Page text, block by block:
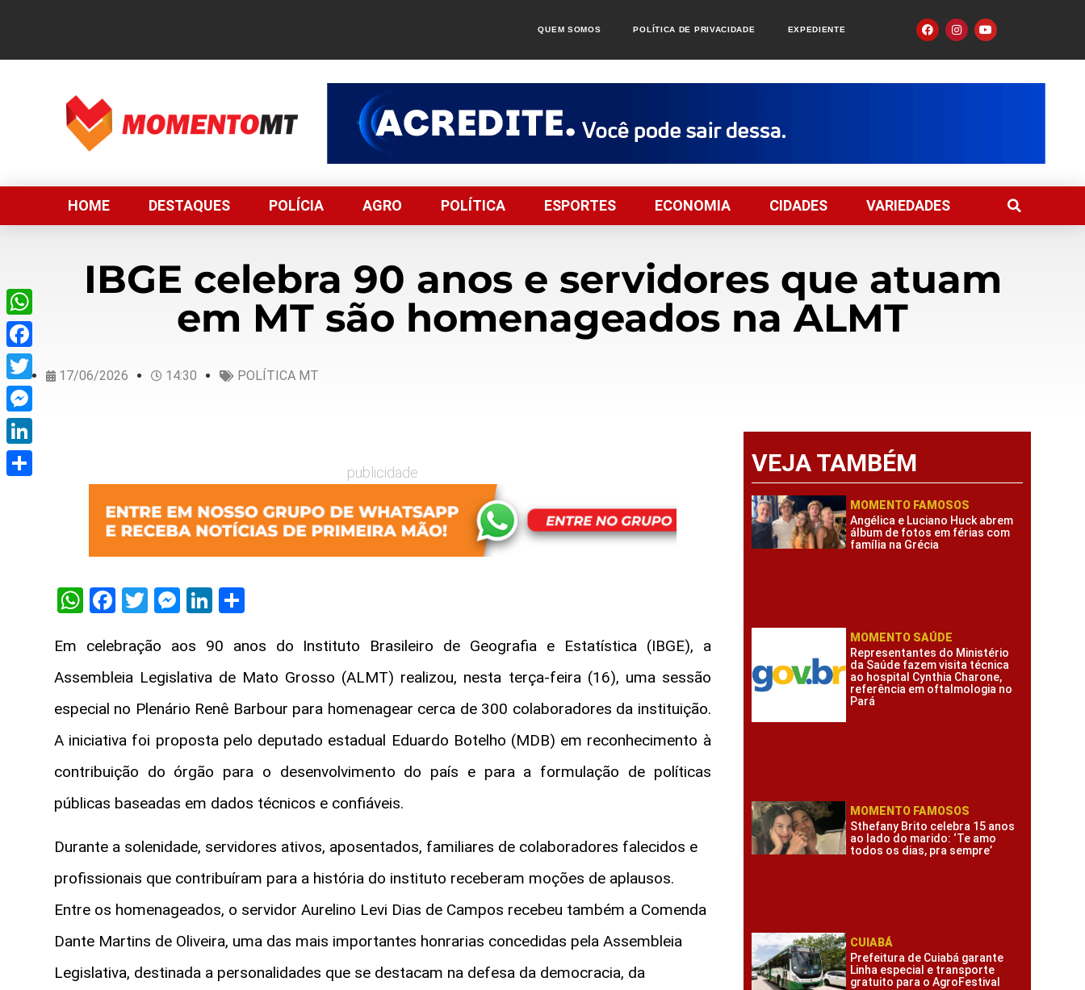
QUEM SOMOS POLÍTICA DE PRIVACIDADE EXPEDIENTE
HOME DESTAQUES POLÍCIA AGRO POLÍTICA ESPORTES ECONOMIA CIDADES VARIEDADES
IBGE celebra 90 anos e servidores que atuam
em MT são homenageados na ALMT
17/06/2026 14:30 POLÍTICA MT
publicidade
WhatsApp
Facebook
TwitterMessenger
LinkedIn
Em celebração aos 90 anos do Instituto Brasileiro de Geografia e Estatística (IBGE), a
Assembleia Legislativa de Mato Grosso (ALMT) realizou, nesta terça-feira (16), uma sessão
especial no Plenário Renê Barbour para homenagear cerca de 300 colaboradores da instituição.
A iniciativa foi proposta pelo deputado estadual Eduardo Botelho (MDB) em reconhecimento à
contribuição do órgão para o desenvolvimento do país e para a formulação de políticas
públicas baseadas em dados técnicos e confiáveis.
Durante a solenidade, servidores ativos, aposentados, familiares de colaboradores falecidos e
profissionais que contribuíram para a história do instituto receberam moções de aplausos.
Entre os homenageados, o servidor Aurelino Levi Dias de Campos recebeu também a Comenda
Dante Martins de Oliveira, uma das mais importantes honrarias concedidas pela Assembleia
Legislativa, destinada a personalidades que se destacam na defesa da democracia, da
VEJA TAMBÉM
MOMENTO FAMOSOS
Angélica e Luciano Huck abrem
álbum de fotos em férias com
família na Grécia
MOMENTO SAÚDE
Representantes do Ministério
da Saúde fazem visita técnica
ao hospital Cynthia Charone,
referência em oftalmologia no
Pará
MOMENTO FAMOSOS
Sthefany Brito celebra 15 anos
ao lado do marido: ‘Te amo
todos os dias, pra sempre’
CUIABÁ
Prefeitura de Cuiabá garante
Linha especial e transporte
gratuito para o AgroFestival
WhatsApp
Facebook
Twitter
Messenger
LinkedIn